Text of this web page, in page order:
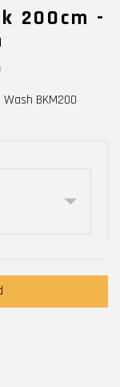
200cm -
BKM200